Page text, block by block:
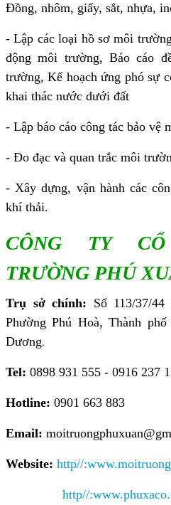
Đồng, nhôm, giấy, sắt, nhựa,
- Lập các loại hồ sơ môi
động môi trường, Báo cáo
trường, Kế hoạch ứng phó sự
khai thác nước dưới đất
- Lập báo cáo công tác bảo vệ
- Đo đạc và quan trắc môi
- Xây dựng, vận hành các
khí thải.
CÔNG TY
TRƯỜNG PHÚ
Trụ sở chính: Số 113/37/
Phường Phú Hoà, Thành
Dương.
Tel: 0898 931 555 - 0916 237
Hotline: 0901 663 883
Email:
Website: http//
http//